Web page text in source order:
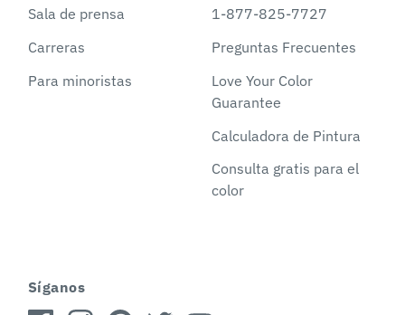
Sala de prensa
Carreras
Para minoristas
1-877-825-7727
Preguntas Frecuentes
Love Your Color
Guarantee
Calculadora de Pintura
Consulta gratis para el
color
Síganos